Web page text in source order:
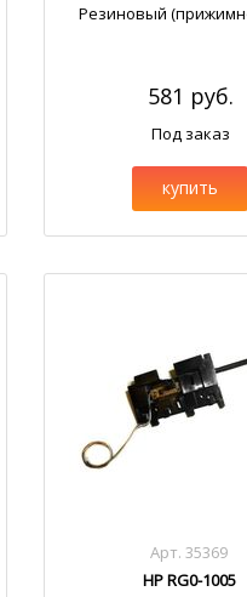
Резиновый
581 руб.
Под заказ
купить
Арт. 35369
HP RG0-1005